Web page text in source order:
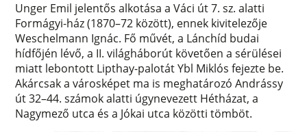
Unger Emil jelentős alkotása a Váci út 7. sz. alatti
Formágyi-ház (1870–72 között), ennek kivitelezője
Weschelmann Ignác. Fő művét, a Lánchíd budai
hídfőjén lévő, a II. világháborút követően a sérülései
miatt lebontott Lipthay-palotát Ybl Miklós fejezte be.
Akárcsak a városképet ma is meghatározó Andrássy
út 32–44. számok alatti úgynevezett Hétházat, a
Nagymező utca és a Jókai utca közötti tömböt.